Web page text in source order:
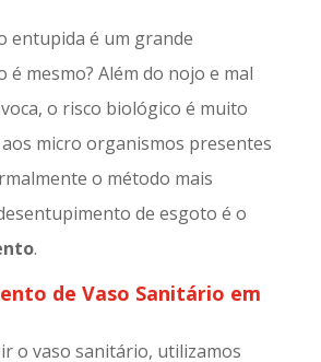
entupida é um grande
mesmo? Além do nojo e mal
o risco biológico é muito
micro organismos presentes
o método mais
de esgoto é o
.
de Vaso Sanitário em
o vaso sanitário, utilizamos